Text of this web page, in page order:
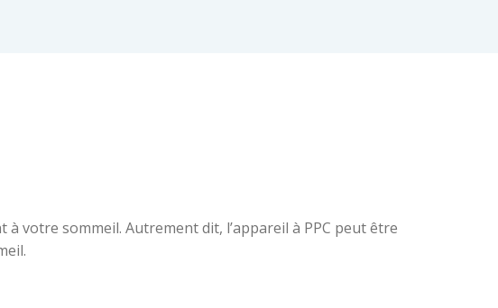
votre sommeil. Autrement dit, l’appareil à PPC peut être